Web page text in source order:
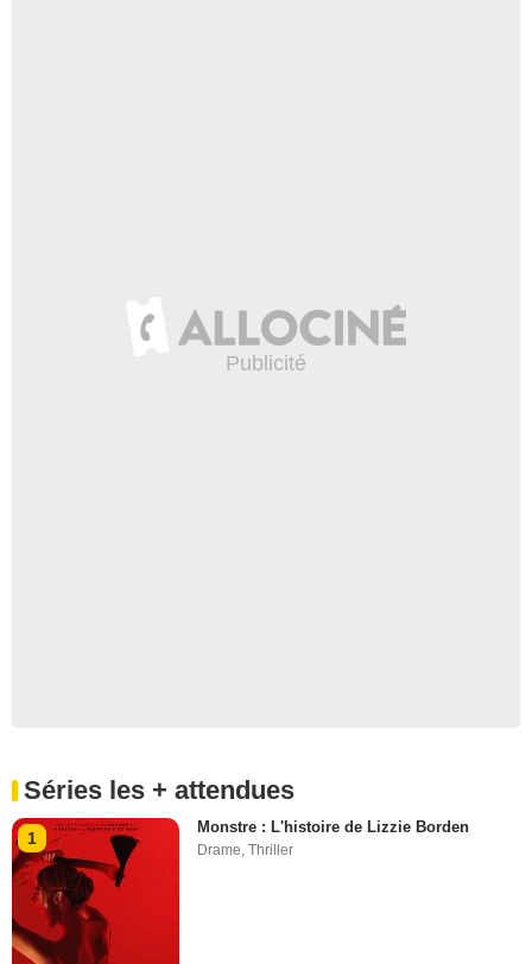
Séries les + attendues
1
Monstre : L'histoire de Lizzie Borden
Drame ,Thriller